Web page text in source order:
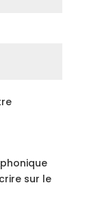
sur le